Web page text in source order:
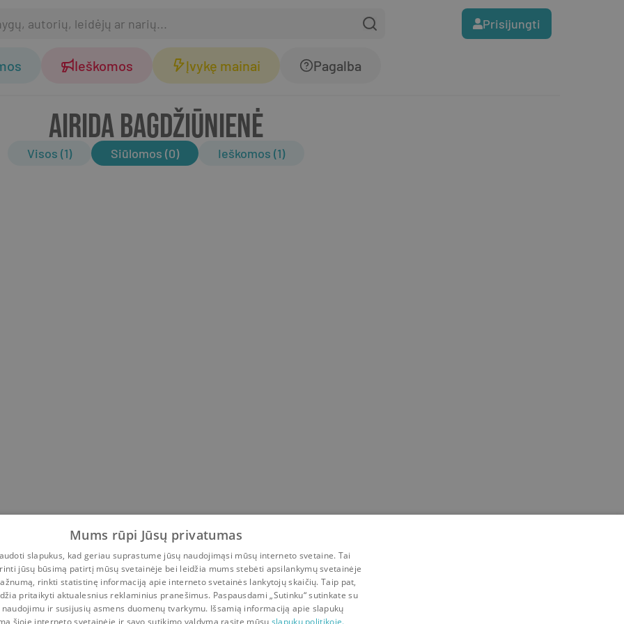
Prisijungti
Ieškomos Įvykę mainai Pagalba
AIRIDA BAGDŽIŪNIENĖ
Visos (1) Siūlomos (0) Ieškomos (1)
Mums rūpi Jūsų privatumas
slapukus, kad geriau suprastume jūsų naudojimąsi mūsų interneto svetaine. Tai
jūsų būsimą patirtį mūsų svetainėje bei leidžia mums stebėti apsilankymų svetainėje
rinkti statistinę informaciją apie interneto svetainės lankytojų skaičių. Taip pat,
pritaikyti aktualesnius reklaminius pranešimus. Paspausdami „Sutinku“ sutinkate su
ir susijusių asmens duomenų tvarkymu. Išsamią informaciją apie slapukų
šioje interneto svetainėje ir savo sutikimo valdymą rasite mūsų slapukų politikoje.